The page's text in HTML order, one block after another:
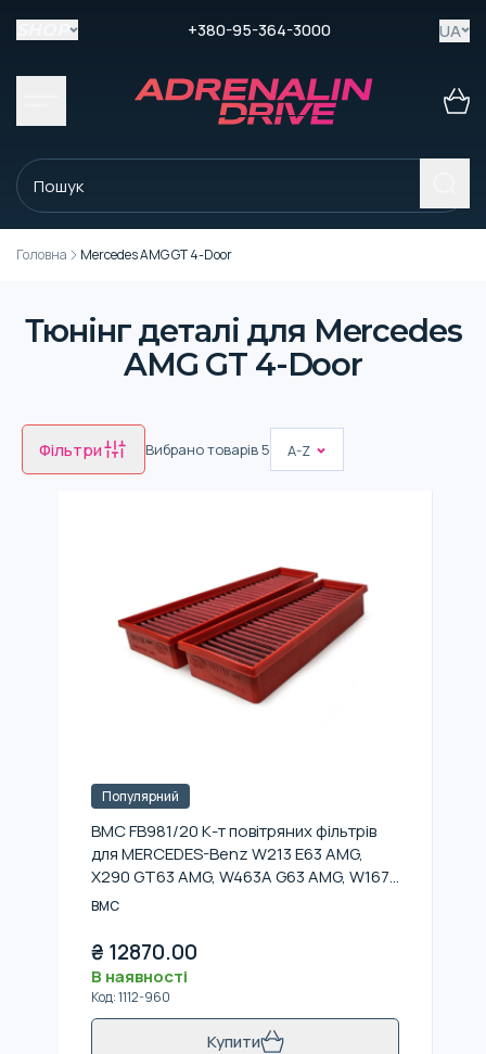
+380-95-364-3000 UA
Головна Mercedes AMG GT 4-Door
Тюнінг деталі для Mercedes
AMG GT 4-Door
Фільтри Вибрано товарів5 A-Z
Популярний
BMC FB981/20 К-т повітряних фільтрів
для MERCEDES-Benz W213 E63 AMG,
X290 GT63 AMG, W463A G63 AMG, W167
GLE63 AMG, W222 S63 AMG
BMC
₴ 12870.00
В наявності
Код:1112-960
Купити